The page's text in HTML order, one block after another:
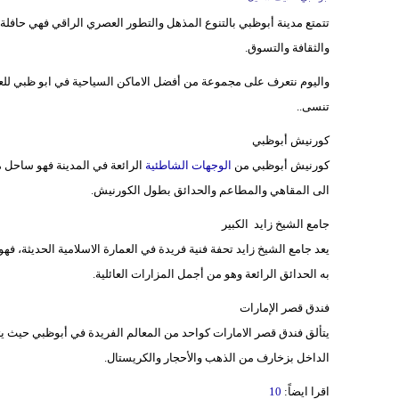
تتمتع مدينة أبوظبي بالتنوع المذهل والتطور العصري الراقي فهي حافلة
والثقافة والتسوق.
واليوم نتعرف على مجموعة من أفضل الاماكن السياحية في ابو ظبي
تنسى..
كورنيش أبوظبي
كورنيش أبوظبي من الوجهات الشاطئية الرائعة في المدينة فهو
الى المقاهي والمطاعم والحدائق بطول الكورنيش.
جامع الشيخ زايد الكبير
به الحدائق الرائعة وهو من أجمل المزارات العائلية.
فندق قصر الإمارات
الداخل بزخارف من الذهب والأحجار والكريستال.
اقرا ايضاً: 10